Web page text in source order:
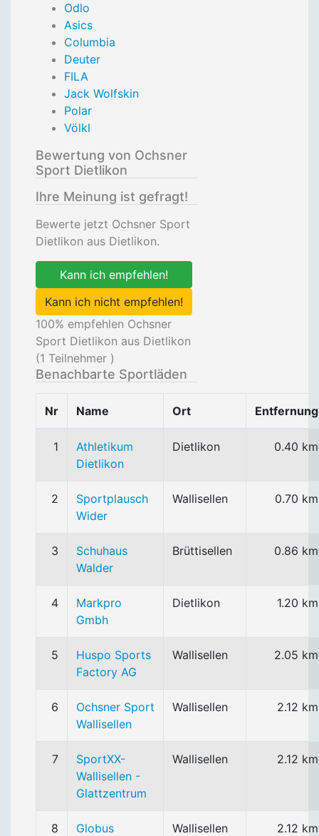
Odlo
Asics
Columbia
Deuter
FILA
Jack Wolfskin
Polar
Völkl
Bewertung von Ochsner
Sport Dietlikon
Ihre Meinung ist gefragt!
Bewerte jetzt Ochsner Sport
Dietlikon aus Dietlikon.
Kann ich empfehlen!
Kann ich nicht empfehlen!
100% empfehlen Ochsner
Sport Dietlikon aus Dietlikon
(1 Teilnehmer )
Benachbarte Sportläden
Nr Name Ort Entfernung
1
Athletikum
Dietlikon
Dietlikon 0.40 km
2
Sportplausch
Wider
Wallisellen 0.70 km
3
Schuhaus
Walder
Brüttisellen 0.86 km
4
Markpro
Gmbh
Dietlikon 1.20 km
5
Huspo Sports
Factory AG
Wallisellen 2.05 km
6
Ochsner Sport
Wallisellen
Wallisellen 2.12 km
7
SportXX-
Wallisellen -
Glattzentrum
Wallisellen 2.12 km
8 Globus Wallisellen 2.12 km